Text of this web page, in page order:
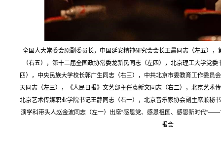
全国人大常委会原副委员长，中国延安精神研究会会长王晨同志（左五）
（右五），第十二届全国政协常委龙新民同志（左四），北京理工大学党
四），中央民族大学校长郭广生同志（右三），中共北京市委教育工作委员
天同志（左三），《人民日报》文艺部主任袁新文同志（右二），北京艺术
北京艺术传媒职业学院书记王静同志（右一），北京音乐家协会副主席兼秘
演学科带头人赵金波同志（左一）出席“感恩党、感恩祖国、感恩新时代
报会